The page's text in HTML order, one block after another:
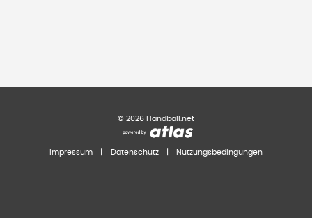
© 2026 Handball.net
Impressum Datenschutz Nutzungsbedingungen